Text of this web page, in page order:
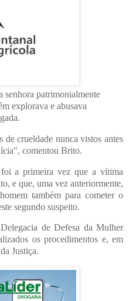
senhora patrimonialmente
explorava e abusava
crueldade nunca vistos antes
comentou Brito.
a primeira vez que a vítima
e que, uma vez anteriormente,
também para cometer o
segundo suspeito.
de Defesa da Mulher
os procedimentos e, em
Justiça.